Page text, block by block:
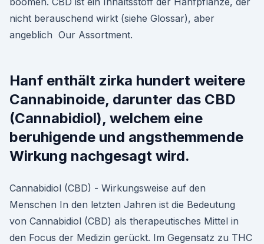
nicht berauschend wirkt (siehe Glossar), aber
angeblich Our Assortment.
Hanf enthält zirka hundert weitere
Cannabinoide, darunter das CBD
(Cannabidiol), welchem eine
beruhigende und angsthemmende
Wirkung nachgesagt wird.
Cannabidiol (CBD) - Wirkungsweise auf den
Menschen In den letzten Jahren ist die Bedeutung
von Cannabidiol (CBD) als therapeutisches Mittel in
den Focus der Medizin gerückt. Im Gegensatz zu THC